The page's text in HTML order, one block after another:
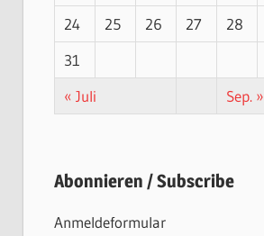
24
25 26 27 28
31
« Juli
Sep. »
Abonnieren / Subscribe
Anmeldeformular